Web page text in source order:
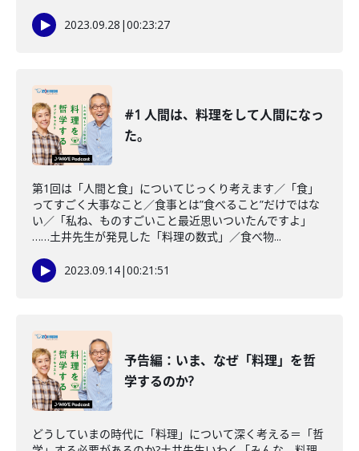
2023.09.28 |00:23:27
#1 人間は、料理をして人間になっ
た。
第1回は「人間と食」についてじっくり考えます／「食」
ってすごく大事なこと／食事とは”食べること”だけではな
い／「私ね、ものすごいこと最近思いついたんですよ」
……土井先生が発見した「料理の数式」／食べ物...
2023.09.14|00:21:51
予告編：いま、なぜ「料理」を哲
学するのか?
どうしていまの時代に「料理」について深く考える＝「哲